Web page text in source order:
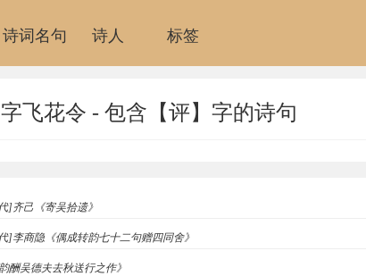
诗词名句 诗人 标签
字飞花令 - 包含【评】字的诗句
]齐己《寄吴拾遗》
]李商隐《偶成转韵七十二句赠四同舍》
酬吴德夫去秋送行之作》